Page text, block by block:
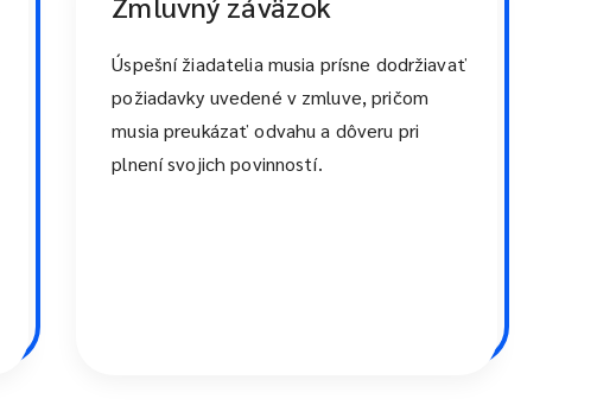
Úspešní žiadatelia musia prísne dodržiavať
požiadavky uvedené v zmluve, pričom
musia preukázať odvahu a dôveru pri
plnení svojich povinností.